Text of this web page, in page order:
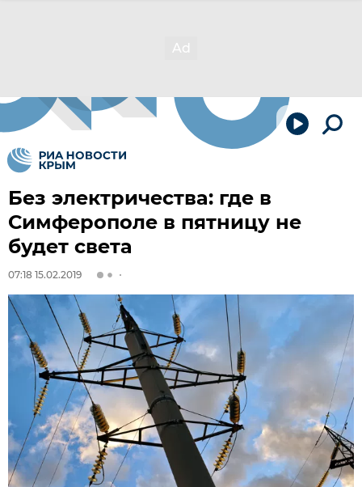
Без электричества: где в
Симферополе в пятницу не
будет света
07:18 15.02.2019